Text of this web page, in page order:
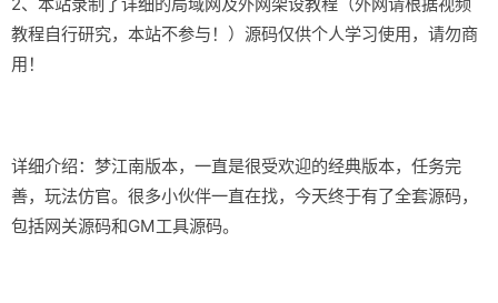
教程自行研究，本站不参与！）源码仅供个人学习使用，请勿商
用！
详细介绍：梦江南版本，一直是很受欢迎的经典版本，任务完
善，玩法仿官。很多小伙伴一直在找，今天终于有了全套源码，
包括网关源码和GM工具源码。